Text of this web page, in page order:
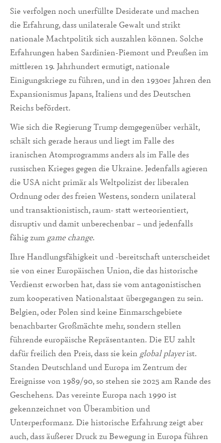
Sie verfolgen noch unerfüllte Desiderate und machen
die Erfahrung, dass unilaterale Gewalt und strikt
nationale Machtpolitik sich auszahlen können. Solche
Erfahrungen haben Sardinien-Piemont und Preußen im
mittleren 19. Jahrhundert ermutigt, nationale
Einigungskriege zu führen, und in den 1930er Jahren den
Expansionismus Japans, Italiens und des Deutschen
Reichs befördert.
Wie sich die Regierung Trump demgegenüber verhält,
schält sich gerade heraus und liegt im Falle des
iranischen Atomprogramms anders als im Falle des
russischen Krieges gegen die Ukraine. Jedenfalls agieren
die USA nicht primär als Weltpolizist der liberalen
Ordnung oder des freien Westens, sondern unilateral
und transaktionistisch, raum- statt werteorientiert,
disruptiv und damit unberechenbar – und jedenfalls
fähig zum game change.
Ihre Handlungsfähigkeit und -bereitschaft unterscheidet
sie von einer Europäischen Union, die das historische
Verdienst erworben hat, dass sie vom antagonistischen
zum kooperativen Nationalstaat übergegangen zu sein.
Belgien, oder Polen sind keine Einmarschgebiete
benachbarter Großmächte mehr, sondern stellen
führende europäische Repräsentanten. Die EU zahlt
dafür freilich den Preis, dass sie kein global playerist.
Standen Deutschland und Europa im Zentrum der
Ereignisse von 1989/90, so stehen sie 2025 am Rande des
Geschehens. Das vereinte Europa nach 1990 ist
gekennzeichnet von Überambition und
Unterperformanz. Die historische Erfahrung zeigt aber
auch, dass äußerer Druck zu Bewegung in Europa führen